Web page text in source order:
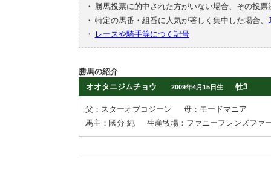
・
勝馬投票に的中された方がいない場合、その投
・ 特定の馬番・組番に人気が著しく集中した場合、
・
レースや騎手等につく記号
勝馬の紹介
オオタニジムチョウ
2009年4月15日生 牡3
父：スターオブコジーン
母：モードマニア
馬主：國分 純
生産牧場：ファニーフレンズファ